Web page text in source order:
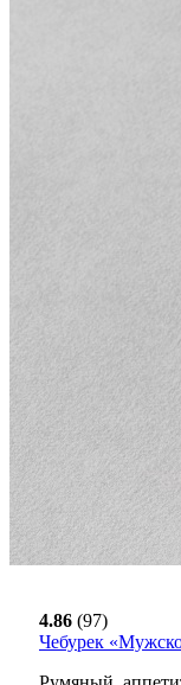
4.86 (97)
Чебурек